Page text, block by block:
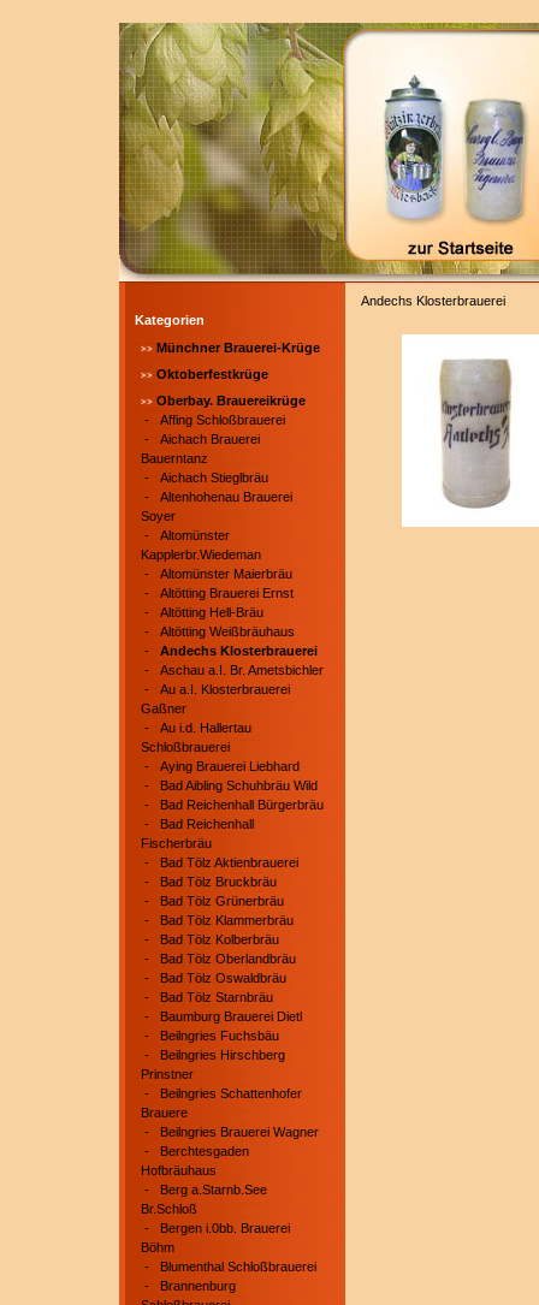
Kategorien
Münchner Brauerei-Krüge
Oktoberfestkrüge
Oberbay. Brauereikrüge
- Affing Schloßbrauerei
- Aichach Brauerei
Bauerntanz
- Aichach Stieglbräu
- Altenhohenau Brauerei
Soyer
- Altomünster
Kapplerbr.Wiedeman
- Altomünster Maierbräu
- Altötting Brauerei Ernst
- Altötting Hell-Bräu
- Altötting Weißbräuhaus
- Andechs Klosterbrauerei
- Aschau a.I. Br. Ametsbichler
- Au a.I. Klosterbrauerei
Gaßner
- Au i.d. Hallertau
Schloßbrauerei
- Aying Brauerei Liebhard
- Bad Aibling Schuhbräu Wild
- Bad Reichenhall Bürgerbräu
- Bad Reichenhall
Fischerbräu
- Bad Tölz Aktienbrauerei
- Bad Tölz Bruckbräu
- Bad Tölz Grünerbräu
- Bad Tölz Klammerbräu
- Bad Tölz Kolberbräu
- Bad Tölz Oberlandbräu
- Bad Tölz Oswaldbräu
- Bad Tölz Starnbräu
- Baumburg Brauerei Dietl
- Beilngries Fuchsbäu
- Beilngries Hirschberg
Prinstner
- Beilngries Schattenhofer
Brauere
- Beilngries Brauerei Wagner
- Berchtesgaden
Hofbräuhaus
- Berg a.Starnb.See
Br.Schloß
- Bergen i.0bb. Brauerei
Böhm
- Blumenthal Schloßbrauerei
- Brannenburg
Andechs Klosterbrauerei